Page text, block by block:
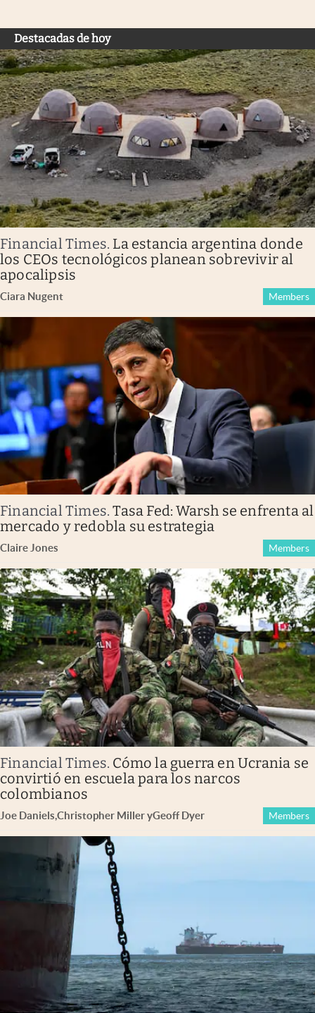
Destacadas de hoy
Financial Times. La estancia argentina donde
los CEOs tecnológicos planean sobrevivir al
apocalipsis
Ciara Nugent Members
Financial Times.Tasa Fed: Warsh se enfrenta al
mercado y redobla su estrategia
Claire Jones Members
Financial Times. Cómo la guerra en Ucrania se
convirtió en escuela para los narcos
colombianos
Joe Daniels,Christopher MilleryGeoff Dyer Members